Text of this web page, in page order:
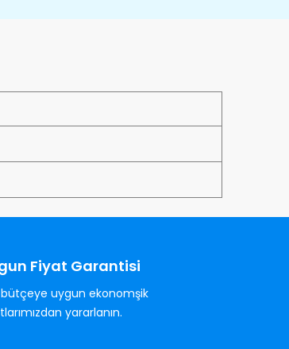
Fiyat Garantisi
bütçeye uygun ekonomşik
yararlanın.